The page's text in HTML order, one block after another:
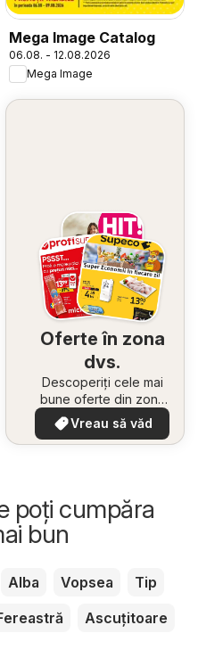
Mega Image Catalog
06.08. - 12.08.2026
Mega Image
Oferte în zona
dvs.
Descoperiți cele mai
bune oferte din zona
dumneavoastră
Vreau să văd
poți cumpăra
bun
Alba Vopsea
Tip
Ascuțitoare